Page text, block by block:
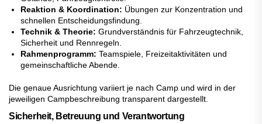
Reaktion & Koordination: Übungen zur Konzentration und
schnellen Entscheidungsfindung.
Technik & Theorie: Grundverständnis für Fahrzeugtechnik,
Sicherheit und Rennregeln.
Rahmenprogramm: Teamspiele, Freizeitaktivitäten und
gemeinschaftliche Abende.
Die genaue Ausrichtung variiert je nach Camp und wird in der
jeweiligen Campbeschreibung transparent dargestellt.
Sicherheit, Betreuung und Verantwortung